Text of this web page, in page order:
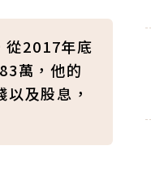
從2017年底
萬，他的
及股息，